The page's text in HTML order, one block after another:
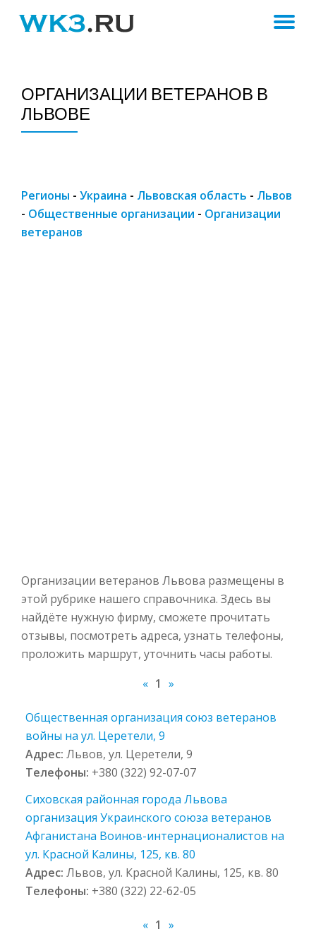
ОРГАНИЗАЦИИ ВЕТЕРАНОВ В
ЛЬВОВЕ
Регионы - Украина - Львовская область - Львов
- Общественные организации - Организации
ветеранов
Организации ветеранов Львова размещены в
этой рубрике нашего справочника. Здесь вы
найдёте нужную фирму, сможете прочитать
отзывы, посмотреть адреса, узнать телефоны,
проложить маршрут, уточнить часы работы.
« 1 »
Общественная организация союз ветеранов
войны на ул. Церетели, 9
Адрес:Львов, ул. Церетели, 9
Телефоны: +380 (322) 92-07-07
Сиховская районная города Львова
организация Украинского союза ветеранов
Афганистана Воинов-интернационалистов на
ул. Красной Калины, 125, кв. 80
Адрес:Львов, ул. Красной Калины, 125, кв. 80
Телефоны: +380 (322) 22-62-05
« 1 »